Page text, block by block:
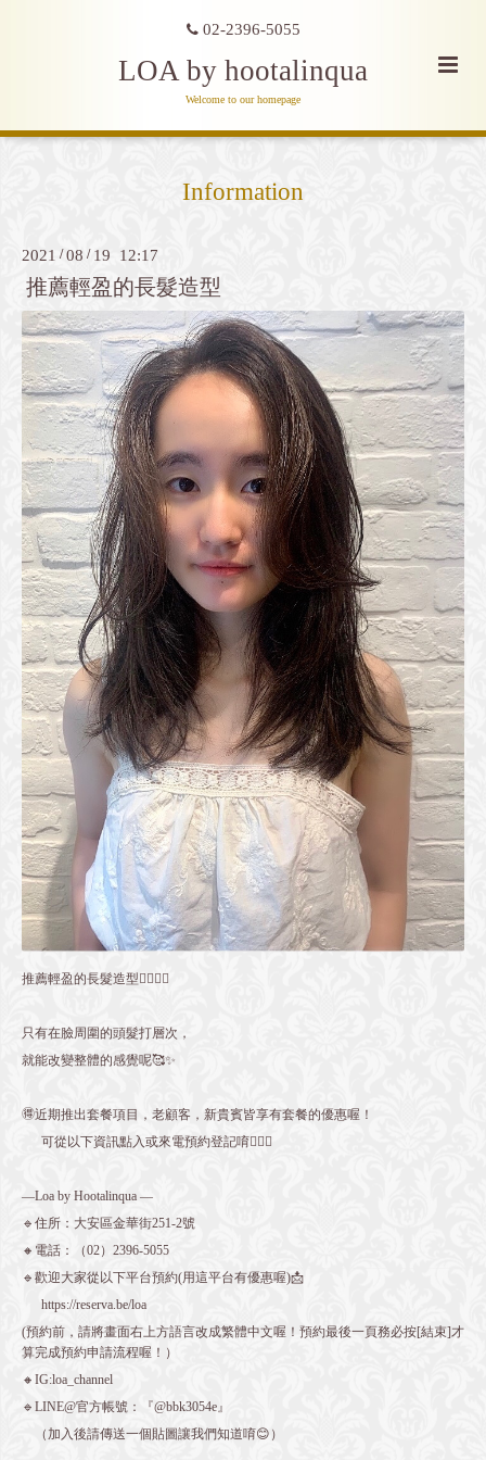
02-2396-5055
LOA by hootalinqua
Welcome to our homepage
Information
2021 /08 / 19 12:17
推薦輕盈的長髮造型
推薦輕盈的長髮造型👍🏻👍🏻
只有在臉周圍的頭髮打層次，
就能改變整體的感覺呢🥰✨
🉐近期推出套餐項目，老顧客，新貴賓皆享有套餐的優惠喔！
可從以下資訊點入或來電預約登記唷💁🏻‍♀️
—Loa by Hootalinqua —
🔹住所：大安區金華街251-2號
🔸電話：（02）2396-5055
🔹歡迎大家從以下平台預約(用這平台有優惠喔)📩
https://reserva.be/loa
(預約前，請將畫面右上方語言改成繁體中文喔！預約最後一頁務必按[結束]才
算完成預約申請流程喔！）
🔸IG:loa_channel
🔹LINE@官方帳號：『@bbk3054e』
（加入後請傳送一個貼圖讓我們知道唷😊）